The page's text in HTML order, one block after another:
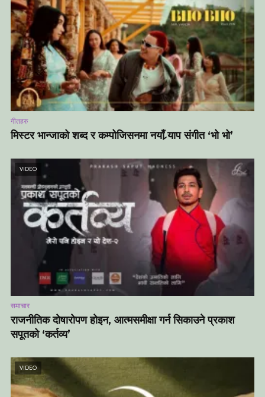
गीतहरु
मिस्टर भान्जाको शब्द र कम्पोजिसनमा नयाँ र्‍याप संगीत ‘भो भो’
VIDEO
समाचार
राजनीतिक दोषारोपण होइन, आत्मसमीक्षा गर्न सिकाउने प्रकाश
सपूतको ‘कर्तव्य’
VIDEO